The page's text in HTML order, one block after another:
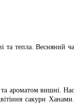
та тепла.
вишні.
сакури